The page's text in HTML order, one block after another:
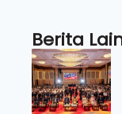
Berita